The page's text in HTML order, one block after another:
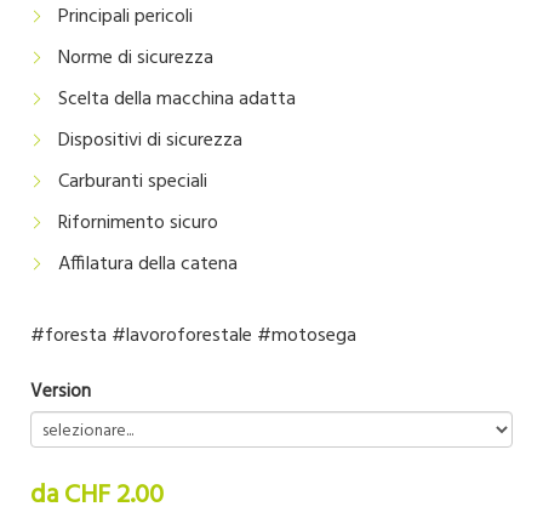
Principali pericoli
Norme di sicurezza
Scelta della macchina adatta
Dispositivi di sicurezza
Carburanti speciali
Rifornimento sicuro
Affilatura della catena
#foresta #lavoroforestale #motosega
Version
da CHF 2.00